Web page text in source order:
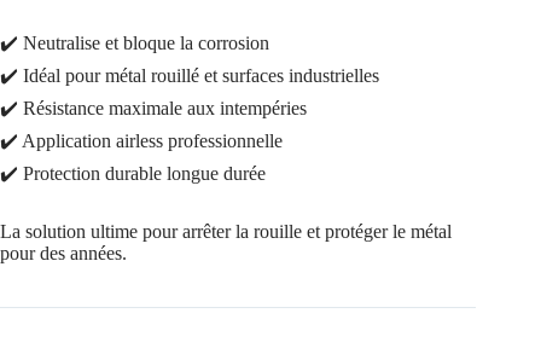
✔️ Neutralise et bloque la corrosion
✔️ Idéal pour métal rouillé et surfaces industrielles
✔️ Résistance maximale aux intempéries
✔️ Application airless professionnelle
✔️ Protection durable longue durée
La solution ultime pour arrêter la rouille et protéger le métal
pour des années.